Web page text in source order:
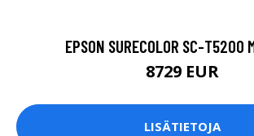
EPSON SURECOLOR SC-T5200
8729 EUR
LISÄTIETOJA